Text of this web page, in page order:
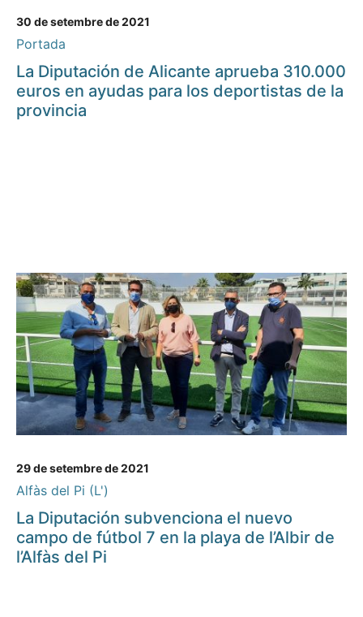
30 de setembre de 2021
Portada
La Diputación de Alicante aprueba 310.000
euros en ayudas para los deportistas de la
provincia
29 de setembre de 2021
Alfàs del Pi (L')
La Diputación subvenciona el nuevo
campo de fútbol 7 en la playa de l’Albir de
l’Alfàs del Pi